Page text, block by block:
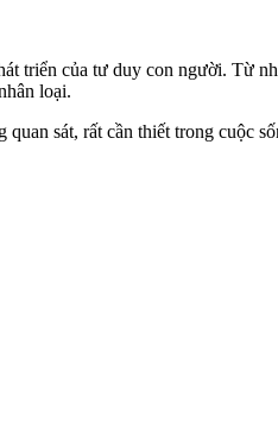
triển của tư duy con người. Từ
loại.
sát, rất cần thiết trong cuộc